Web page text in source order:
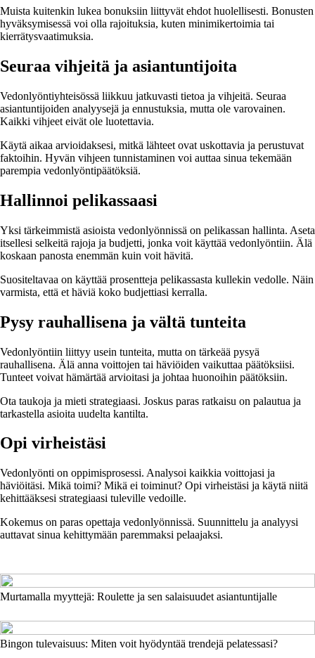
Muista kuitenkin lukea bonuksiin liittyvät ehdot huolellisesti. Bonusten
hyväksymisessä voi olla rajoituksia, kuten minimikertoimia tai
kierrätysvaatimuksia.
Seuraa vihjeitä ja asiantuntijoita
Vedonlyöntiyhteisössä liikkuu jatkuvasti tietoa ja vihjeitä. Seuraa
asiantuntijoiden analyysejä ja ennustuksia, mutta ole varovainen.
Kaikki vihjeet eivät ole luotettavia.
Käytä aikaa arvioidaksesi, mitkä lähteet ovat uskottavia ja perustuvat
faktoihin. Hyvän vihjeen tunnistaminen voi auttaa sinua tekemään
parempia vedonlyöntipäätöksiä.
Hallinnoi pelikassaasi
Yksi tärkeimmistä asioista vedonlyönnissä on pelikassan hallinta. Aseta
itsellesi selkeitä rajoja ja budjetti, jonka voit käyttää vedonlyöntiin. Älä
koskaan panosta enemmän kuin voit hävitä.
Suositeltavaa on käyttää prosentteja pelikassasta kullekin vedolle. Näin
varmista, että et häviä koko budjettiasi kerralla.
Pysy rauhallisena ja vältä tunteita
Vedonlyöntiin liittyy usein tunteita, mutta on tärkeää pysyä
rauhallisena. Älä anna voittojen tai häviöiden vaikuttaa päätöksiisi.
Tunteet voivat hämärtää arvioitasi ja johtaa huonoihin päätöksiin.
Ota taukoja ja mieti strategiaasi. Joskus paras ratkaisu on palautua ja
tarkastella asioita uudelta kantilta.
Opi virheistäsi
Vedonlyönti on oppimisprosessi. Analysoi kaikkia voittojasi ja
häviöitäsi. Mikä toimi? Mikä ei toiminut? Opi virheistäsi ja käytä niitä
kehittääksesi strategiaasi tuleville vedoille.
Kokemus on paras opettaja vedonlyönnissä. Suunnittelu ja analyysi
auttavat sinua kehittymään paremmaksi pelaajaksi.
Murtamalla myyttejä: Roulette ja sen salaisuudet asiantuntijalle
Bingon tulevaisuus: Miten voit hyödyntää trendejä pelatessasi?